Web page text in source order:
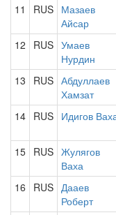
11 RUS Мазаев
Айсар
12 RUS Умаев
Нурдин
13 RUS Абдуллаев
Хамзат
14 RUS Идигов
15 RUS Жулягов
Ваха
16 RUS Дааев
Роберт